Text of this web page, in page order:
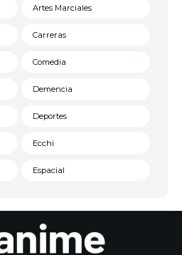
Artes Marciales
Carreras
Comedia
Demencia
Deportes
Ecchi
Espacial
Historico
Josei